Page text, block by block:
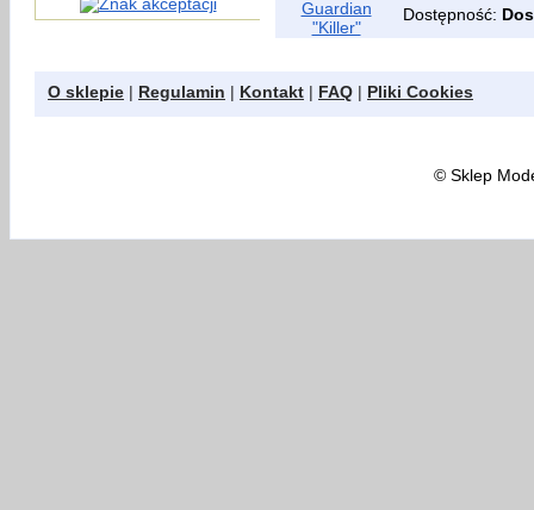
Dostępność:
O sklepie | Regulamin | Kontakt | FAQ | Pliki Cookies
©Sklep